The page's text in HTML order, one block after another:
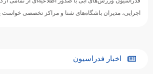
فدراسیون ورزش‌های آبی با صدور اطلاعیه‌ای از تمامی
اجرایی، مدیران باشگاه‌های شنا و مراکز تخصصی خواست
اخبار فدراسیون